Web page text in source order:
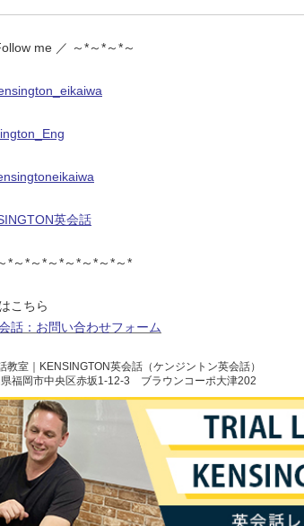
me ／ ～*～*～*～
英会話
*～*～*～*～*～*～*～*
こちら
話：お問い合わせフォーム
教室｜KENSINGTON英会話（ケンジントン英会話）
福岡市中央区赤坂1-12-3 ブラウンコーポ大津202